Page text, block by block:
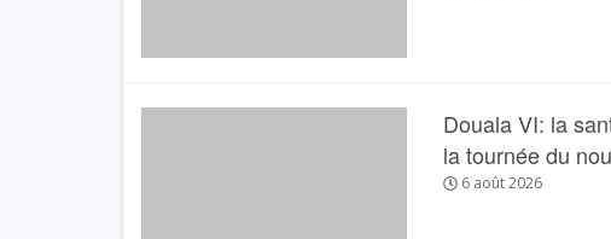
Douala VI: la
la tournée du
6 août 2026